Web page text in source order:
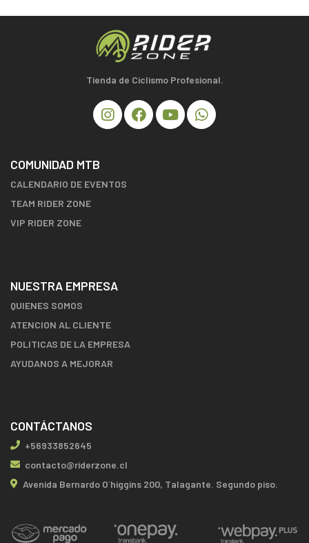
Tienda de Ciclismo Profesional.
COMUNIDAD MTB
CALENDARIO DE EVENTOS
TEAM RIDER ZONE
VIP RIDER ZONE
NUESTRA EMPRESA
QUIENES SOMOS
ATENCION AL CLIENTE
POLITICAS DE LA EMPRESA
AYUDANOS A MEJORAR
CONTÁCTANOS
+56933852645
contacto@riderzone.cl
Avenida Bernardo O´higgins 200, Talagante. Segundo piso.